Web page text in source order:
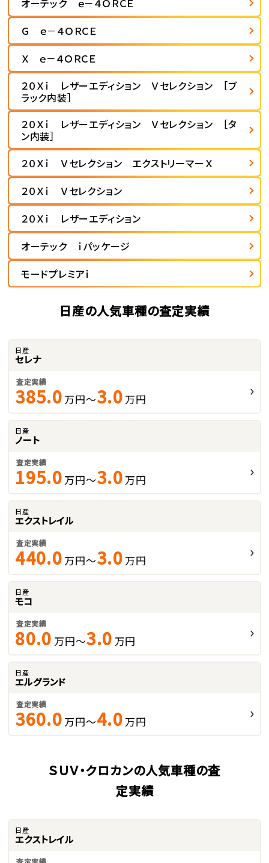
オーテック ｅ－４ＯＲＣＥ
Ｇ ｅ－４ＯＲＣＥ
Ｘ ｅ－４ＯＲＣＥ
２０Ｘｉ レザーエディション Ｖセレクション ［ブ
ラック内装］
２０Ｘｉ レザーエディション Ｖセレクション ［タ
ン内装］
２０Ｘｉ Ｖセレクション エクストリーマーＸ
２０Ｘｉ Ｖセレクション
２０Ｘｉ レザーエディション
オーテック ｉパッケージ
モードプレミアｉ
日産の人気車種の査定実績
日産
セレナ
査定実績
385.0 万円～3.0 万円
日産
ノート
査定実績
195.0 万円～3.0 万円
日産
エクストレイル
査定実績
440.0 万円～3.0 万円
日産
モコ
査定実績
80.0 万円～3.0 万円
日産
エルグランド
査定実績
360.0 万円～4.0 万円
ＳＵＶ・クロカンの人気車種の査
定実績
日産
エクストレイル